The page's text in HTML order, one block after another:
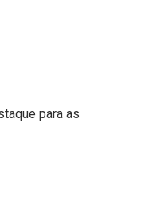
para as